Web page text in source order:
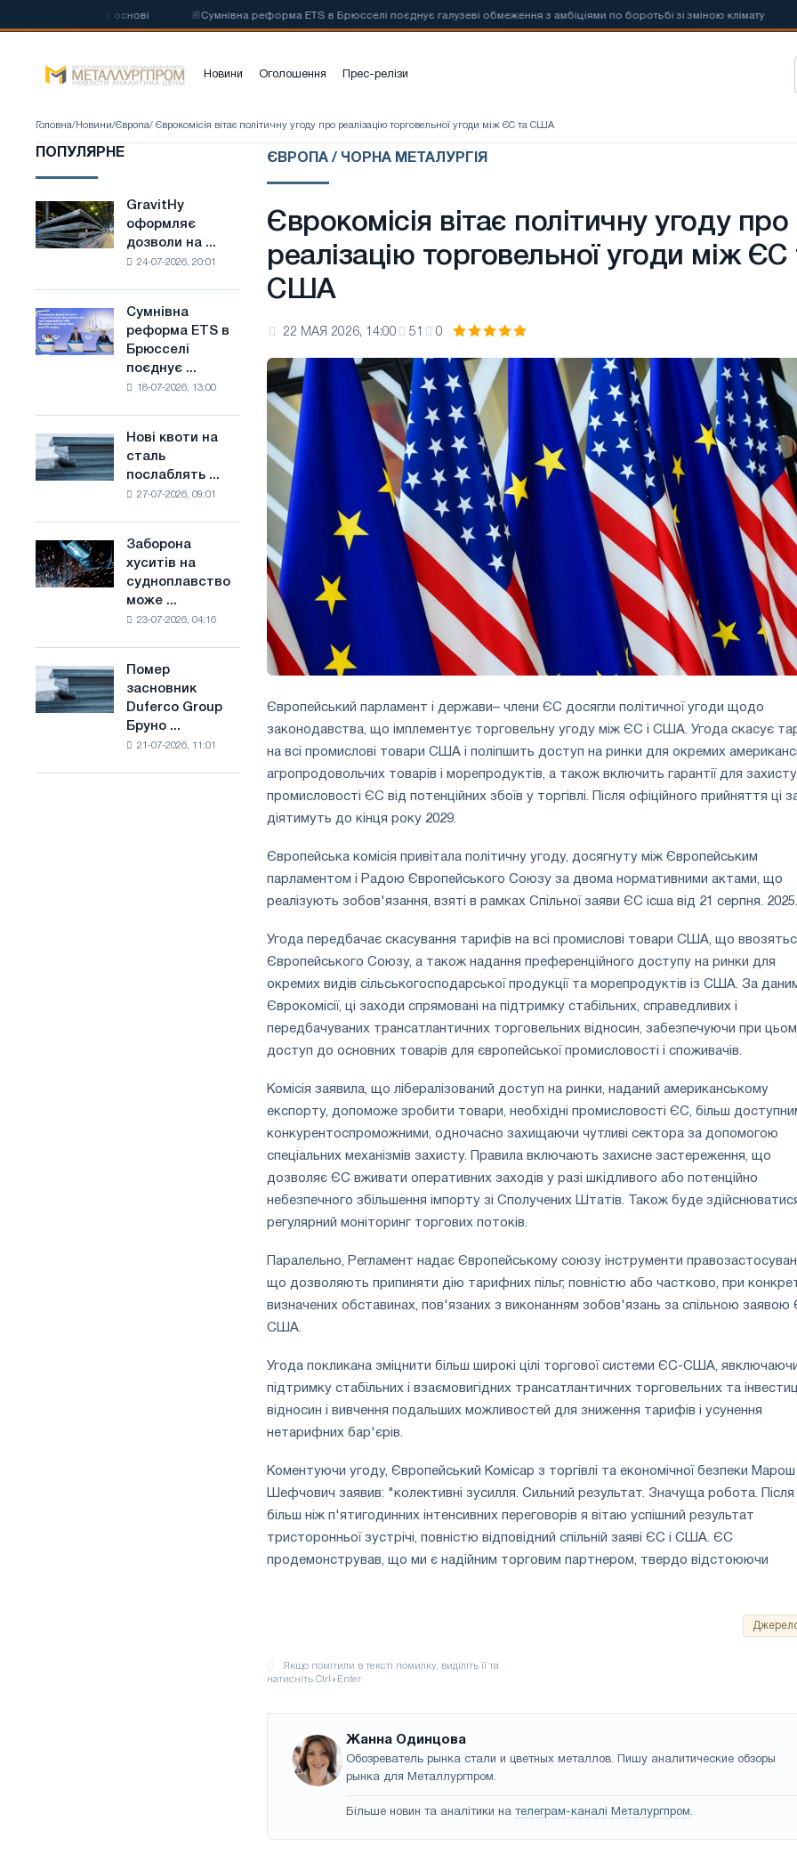
сталі на основі Сумнівна реформа ETS в Брюсселі поєднує галузеві обмеження з амбіціями по боротьбі зі зміною клімату
Новини Оголошення Прес-релізи
Головна/ Новини/Європа/ Єврокомісія вітає політичну угоду про реалізацію торговельної угоди між ЄС та США
ПОПУЛЯРНЕ
GravitHy
оформляє
дозволи
з
виробництва
низьковуглецевої
основі
водню
Франції
GravitHy
оформляє
дозволи на ...
24-07-2026, 20:01
Сумнівна
реформа
ETS
обмеження
з
боротьбі
зі
зміною
клімату
Сумнівна
реформа ETS в
Брюсселі
поєднує ...
18-07-2026, 13:00
Нові
квоти
на
в
Сполученому
Нові квоти на
сталь
послаблять ...
27-07-2026, 09:01
Заборона
хуситів
на
судноплавство
Саудівської
сталі
Заборона
хуситів на
судноплавство
може ...
23-07-2026, 04:16
Помер
засновник
Duferco
Помер
засновник
Duferco Group
Бруно ...
21-07-2026, 11:01
ЄВРОПА / ЧОРНА МЕТАЛУРГІЯ
Єврокомісія вітає політичну угоду про
реалізацію торговельної угоди між ЄС
США
22 МАЯ 2026, 14:00 51 0
Європейський парламент і держави– члени ЄС досягли політичної угоди щодо
законодавства, що імплементує торговельну угоду між ЄС і США. Угода скасує
на всі промислові товари США і поліпшить доступ на ринки для окремих
агропродовольчих товарів і морепродуктів, а також включить гарантії для захисту
промисловості ЄС від потенційних збоїв у торгівлі. Після офіційного прийняття ці
діятимуть до кінця року 2029.
Європейська комісія привітала політичну угоду, досягнуту між Європейським
парламентом і Радою Європейського Союзу за двома нормативними актами, що
реалізують зобов'язання, взяті в рамках Спільної заяви ЄС ісша від 21 серпня. 2025.
Угода передбачає скасування тарифів на всі промислові товари США, що
Європейського Союзу, а також надання преференційного доступу на ринки для
окремих видів сільськогосподарської продукції та морепродуктів із США. За
Єврокомісії, ці заходи спрямовані на підтримку стабільних, справедливих і
передбачуваних трансатлантичних торговельних відносин, забезпечуючи при
доступ до основних товарів для європейської промисловості і споживачів.
Комісія заявила, що лібералізований доступ на ринки, наданий американському
експорту, допоможе зробити товари, необхідні промисловості ЄС, більш
конкурентоспроможними, одночасно захищаючи чутливі сектора за допомогою
спеціальних механізмів захисту. Правила включають захисне застереження, що
дозволяє ЄС вживати оперативних заходів у разі шкідливого або потенційно
небезпечного збільшення імпорту зі Сполучених Штатів. Також буде
регулярний моніторинг торгових потоків.
Паралельно, Регламент надає Європейському союзу інструменти
що дозволяють припиняти дію тарифних пільг, повністю або частково, при
визначених обставинах, пов'язаних з виконанням зобов'язань за спільною заявою
США.
Угода покликана зміцнити більш широкі цілі торгової системи ЄС-США,
підтримку стабільних і взаємовигідних трансатлантичних торговельних та
відносин і вивчення подальших можливостей для зниження тарифів і усунення
нетарифних бар'єрів.
Коментуючи угоду, Європейський Комісар з торгівлі та економічної безпеки Марош
Шефчович заявив: "колективні зусилля. Сильний результат. Значуща робота. Після
більш ніж п'ятигодинних інтенсивних переговорів я вітаю успішний результат
тристоронньої зустрічі, повністю відповідний спільній заяві ЄС і США. ЄС
продемонстрував, що ми є надійним торговим партнером, твердо відстоюючи
Жанна Одинцова
Обозреватель рынка стали и цветных металлов. Пишу аналитические обзоры
рынка для Металлургпром.
Більше новин та аналітики на телеграм-каналі Металургпром.